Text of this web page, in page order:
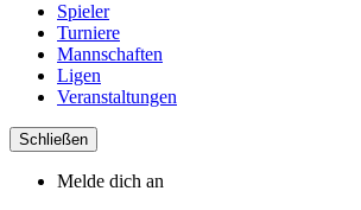
Spieler
Turniere
Mannschaften
Ligen
Veranstaltungen
Schließen
Melde dich an